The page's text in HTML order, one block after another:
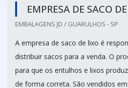
EMPRESA DE SACO
EMBALAGENS JD / GUARULHOS - SP
A empresa de saco de lixo é
distribuir sacos para a venda. O
para que os entulhos e lixos
de forma correta. São vendidos